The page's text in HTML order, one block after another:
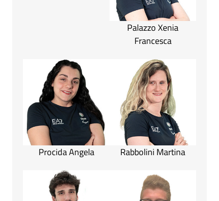
Palazzo Xenia
Francesca
Procida Angela Rabbolini Martina